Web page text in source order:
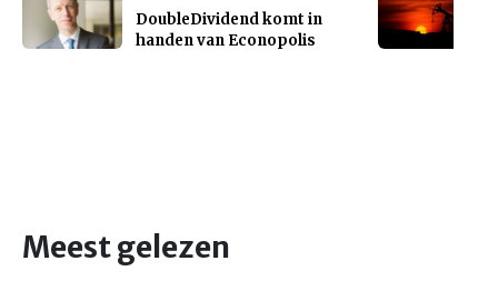
DoubleDividend komt in
handen van Econopolis
Meest gelezen